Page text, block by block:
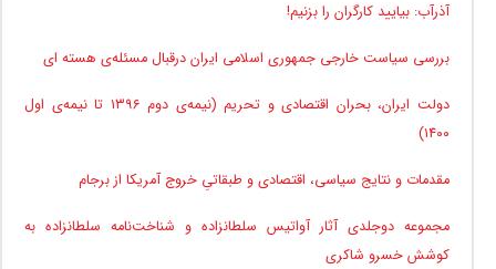
آذرآب: بیایید کارگران را بزنیم!
بررسی سیاست خارجی جمهوری اسلامی ایران درقبال مسئله‌ی هسته ای
دولت ایران، بحران اقتصادی و تحریم (نیمه‌ی دوم ۱۳۹۶ تا نیمه‌ی اول
۱۴۰۰)
مقدمات و نتایج سیاسی، اقتصادی و طبقاتیِ خروج آمریکا از برجام
مجموعه دوجلدی آثار آواتیس سلطانزاده و شناخت‌نامه سلطانزاده به
کوشش خسرو شاکری